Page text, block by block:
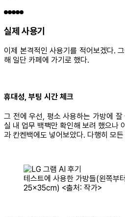
실제 사용기
이제 본격적인 사용기를 적어보겠다.
해 일단 카페에 가기로 했다.
휴대성, 부팅 시간 체크
그 전에 우선, 평소 사용하는 가방에
실 내 업무 백팩만 확인해 보려 했으나
과 칸켄백에도 넣어보았다. 다행히 모
테스트에 사용한 가방들(왼쪽
25x35cm) <출처: 작가>